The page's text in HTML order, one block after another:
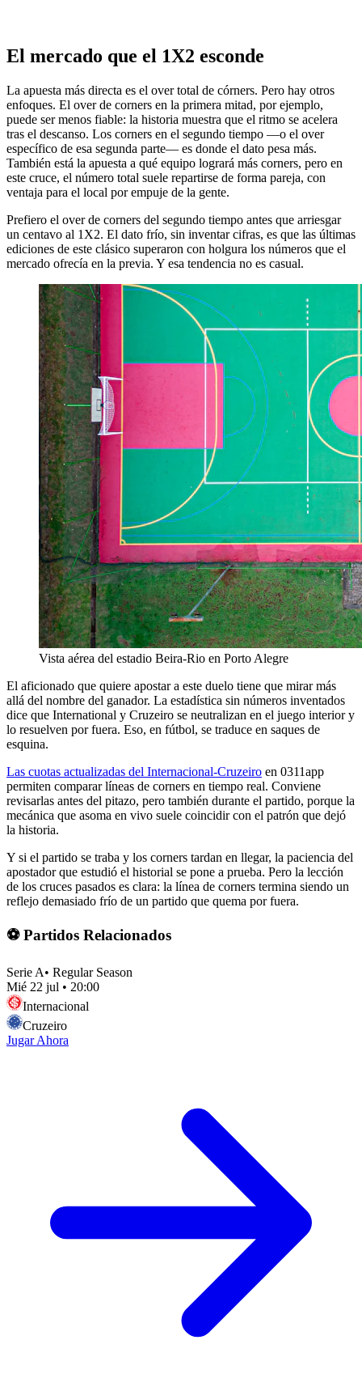
El mercado que el 1X2 esconde
La apuesta más directa es el over total de córners. Pero hay otros
enfoques. El over de corners en la primera mitad, por ejemplo,
puede ser menos fiable: la historia muestra que el ritmo se acelera
tras el descanso. Los corners en el segundo tiempo —o el over
específico de esa segunda parte— es donde el dato pesa más.
También está la apuesta a qué equipo logrará más corners, pero en
este cruce, el número total suele repartirse de forma pareja, con
ventaja para el local por empuje de la gente.
Prefiero el over de corners del segundo tiempo antes que arriesgar
un centavo al 1X2. El dato frío, sin inventar cifras, es que las últimas
ediciones de este clásico superaron con holgura los números que el
mercado ofrecía en la previa. Y esa tendencia no es casual.
Vista aérea del estadio Beira-Rio en Porto Alegre
El aficionado que quiere apostar a este duelo tiene que mirar más
allá del nombre del ganador. La estadística sin números inventados
dice que International y Cruzeiro se neutralizan en el juego interior y
lo resuelven por fuera. Eso, en fútbol, se traduce en saques de
esquina.
Las cuotas actualizadas del Internacional-Cruzeiro en 0311app
permiten comparar líneas de corners en tiempo real. Conviene
revisarlas antes del pitazo, pero también durante el partido, porque la
mecánica que asoma en vivo suele coincidir con el patrón que dejó
la historia.
Y si el partido se traba y los corners tardan en llegar, la paciencia del
apostador que estudió el historial se pone a prueba. Pero la lección
de los cruces pasados es clara: la línea de corners termina siendo un
reflejo demasiado frío de un partido que quema por fuera.
⚽ Partidos Relacionados
Serie A• Regular Season
Mié 22 jul • 20:00
Internacional
Cruzeiro
Jugar Ahora